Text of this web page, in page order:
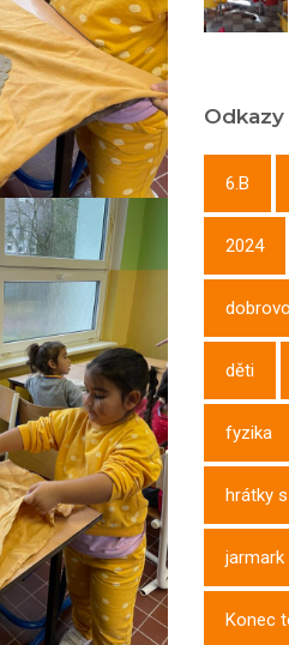
Odkazy
6.B
2024
děti
fyzika
hrátky
jarmark
Konec